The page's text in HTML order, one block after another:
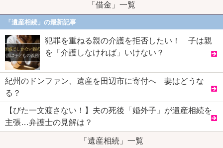
「借金」一覧
「遺産相続」の最新記事
犯罪を重ねる親の介護を拒否したい！ 子は親
を「介護しなければ」いけない？
紀州のドンファン、遺産を田辺市に寄付へ 妻はどうな
る？
【びた一文渡さない！】夫の死後「婚外子」が遺産相続を
主張…弁護士の見解は？
「遺産相続」一覧